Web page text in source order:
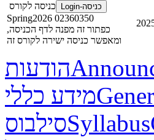
כניסה-Login
כניסה לקורס
02360350 Spring2026
כפתור זה מפנה לדף הכניסה,
ומאפשר כניסה ישירה לקורס זה
הודעות
מידע כללי
סילבוסSyllabus